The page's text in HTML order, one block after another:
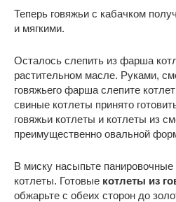
Теперь говяжьи с кабачком
и мягкими.
Осталось слепить из фарша
растительном масле. Руками,
говяжьего фарша слепите
свиные котлеты принято
говяжьи котлеты и котлеты из
преимущественно овальной
В миску насыпьте
котлеты. Готовые котлеты из
обжарьте с обеих сторон до